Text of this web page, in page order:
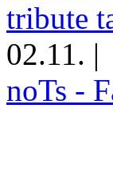
tribute
02.11. |
noTs -